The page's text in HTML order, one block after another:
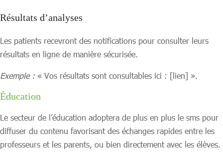
Résultats d’analyses
Les patients recevront des notifications pour consulter leurs
résultats en ligne de manière sécurisée.
Exemple : « Vos résultats sont consultables ici : [lien] ».
Éducation
Le secteur de l’éducation adoptera de plus en plus le sms pour
diffuser du contenu favorisant des échanges rapides entre les
professeurs et les parents, ou bien directement avec les élèves.